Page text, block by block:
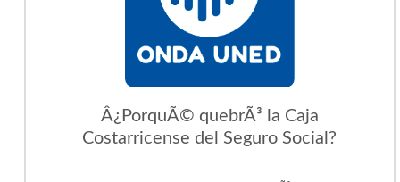
Â¿PorquÃ© quebrÃ³ la Caja
Costarricense del Seguro Social?